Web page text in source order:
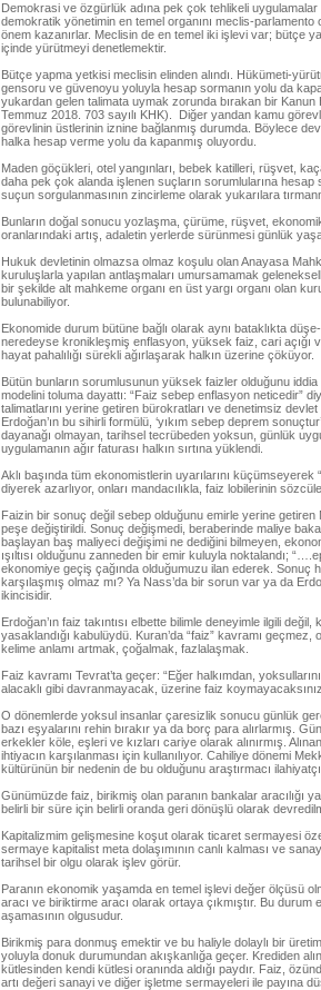
Demokrasi ve özgürlük adına pek çok tehlikeli
demokratik yönetimin en temel organını meclis-
önem kazanırlar. Meclisin de en temel iki işlevi var; bütçe
içinde yürütmeyi denetlemektir.
Bütçe yapma yetkisi meclisin elinden alındı. Hükümeti-
gensoru ve güvenoyu yoluyla hesap sormanın yolu da
yukardan gelen talimata uymak zorunda bırakan bir Kanun
Temmuz 2018. 703 sayılı KHK). Diğer yandan kamu
görevlinin üstlerinin iznine bağlanmış durumda. Böylece
halka hesap verme yolu da kapanmış oluyordu.
Maden göçükleri, otel yangınları, bebek katilleri, rüşvet,
daha pek çok alanda işlenen suçların sorumlularına
suçun sorgulanmasının zincirleme olarak yukarılara
Bunların doğal sonucu yozlaşma, çürüme, rüşvet,
oranlarındaki artış, adaletin yerlerde sürünmesi günlük
Hukuk devletinin olmazsa olmaz koşulu olan Anayasa
kuruluşlarla yapılan antlaşmaları umursamamak
bir şekilde alt mahkeme organı en üst yargı organı olan
bulunabiliyor.
Ekonomide durum bütüne bağlı olarak aynı bataklıkta
neredeyse kronikleşmiş enflasyon, yüksek faiz, cari açığı
hayat pahalılığı sürekli ağırlaşarak halkın üzerine çöküyor.
Bütün bunların sorumlusunun yüksek faizler olduğunu
modelini toluma dayattı: “Faiz sebep enflasyon neticedir”
talimatlarını yerine getiren bürokratları ve denetimsiz
Erdoğan’ın bu sihirli formülü, ‘yıkım sebep deprem
dayanağı olmayan, tarihsel tecrübeden yoksun, günlük
uygulamanın ağır faturası halkın sırtına yüklendi.
Aklı başında tüm ekonomistlerin uyarılarını
diyerek azarlıyor, onları mandacılıkla, faiz lobilerinin
Faizin bir sonuç değil sebep olduğunu emirle yerine getiren
peşe değiştirildi. Sonuç değişmedi, beraberinde maliye
başlayan baş maliyeci değişimi ne dediğini bilmeyen,
ışıltısı olduğunu zanneden bir emir kuluyla noktalandı;
ekonomiye geçiş çağında olduğumuzu ilan ederek. Sonuç
karşılaşmış olmaz mı? Ya Nass’da bir sorun var ya da
ikincisidir.
Erdoğan’ın faiz takıntısı elbette bilimle deneyimle ilgili değil,
yasaklandığı kabulüydü. Kuran’da “faiz” kavramı geçmez,
kelime anlamı artmak, çoğalmak, fazlalaşmak.
Faiz kavramı Tevrat’ta geçer: “Eğer halkımdan,
alacaklı gibi davranmayacak, üzerine faiz
O dönemlerde yoksul insanlar çaresizlik sonucu günlük
bazı eşyalarını rehin bırakır ya da borç para alırlarmış.
erkekler köle, eşleri ve kızları cariye olarak alınırmış.
ihtiyacın karşılanması için kullanılıyor. Cahiliye dönemi
kültürünün bir nedenin de bu olduğunu araştırmacı
Günümüzde faiz, birikmiş olan paranın bankalar aracılığı
belirli bir süre için belirli oranda geri dönüşlü olarak
Kapitalizmim gelişmesine koşut olarak ticaret sermayesi
sermaye kapitalist meta dolaşımının canlı kalması ve
tarihsel bir olgu olarak işlev görür.
Paranın ekonomik yaşamda en temel işlevi değer ölçüsü
aracı ve biriktirme aracı olarak ortaya çıkmıştır. Bu
aşamasının olgusudur.
Birikmiş para donmuş emektir ve bu haliyle dolaylı bir
yoluyla donuk durumundan akışkanlığa geçer. Krediden
kütlesinden kendi kütlesi oranında aldığı paydır. Faiz,
artı değeri sanayi ve diğer işletme sermayeleri ile payına